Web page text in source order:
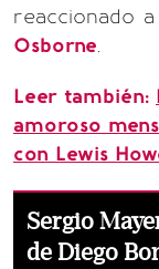
reaccionado
Osborne.
Leer también:
amoroso
con Lewis
Sergio
de Diego